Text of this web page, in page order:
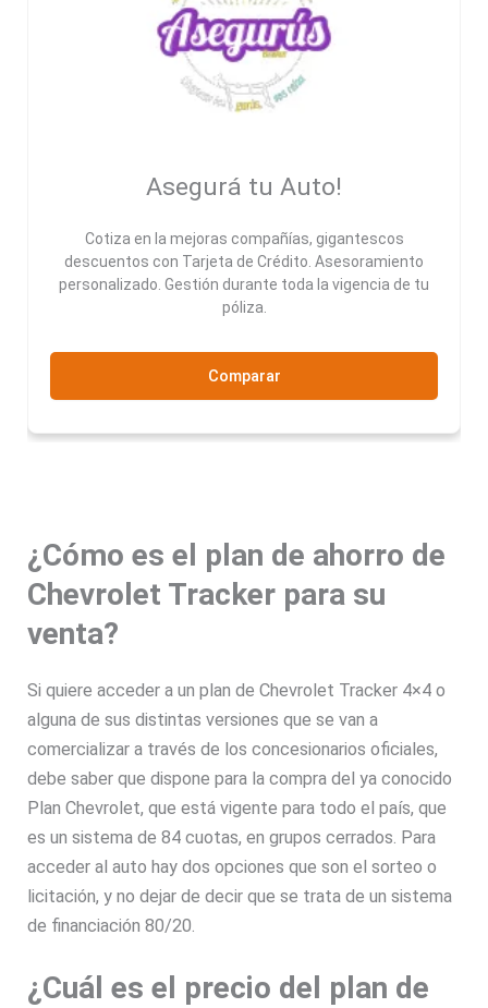
Asegurá tu Auto!
Cotiza en la mejoras compañías, gigantescos
descuentos con Tarjeta de Crédito. Asesoramiento
personalizado. Gestión durante toda la vigencia de tu
póliza.
Comparar
¿Cómo es el plan de ahorro de
Chevrolet Tracker para su
venta?
Si quiere acceder a un plan de Chevrolet Tracker 4×4 o
alguna de sus distintas versiones que se van a
comercializar a través de los concesionarios oficiales,
debe saber que dispone para la compra del ya conocido
Plan Chevrolet, que está vigente para todo el país, que
es un sistema de 84 cuotas, en grupos cerrados. Para
acceder al auto hay dos opciones que son el sorteo o
licitación, y no dejar de decir que se trata de un sistema
de financiación 80/20.
¿Cuál es el precio del plan de